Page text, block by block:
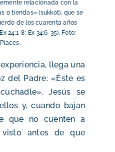
relacionada con la
o tiendas» (sukkot), que se
de los cuarenta años
24:1-8; Ex 34:6-35). Foto:
llega una
del Padre: «Éste es
Jesús se
y, cuando bajan
que no cuenten a
antes de que